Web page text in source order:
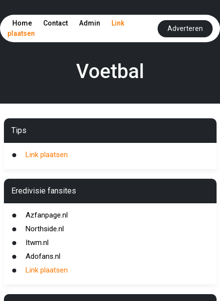
Home Contact Admin
Link
plaatsen
Adverteren
Voetbal
Tips
Link plaatsen
Eredivisie fansites
Azfanpage.nl
Northside.nl
Itwm.nl
Adofans.nl
Link plaatsen